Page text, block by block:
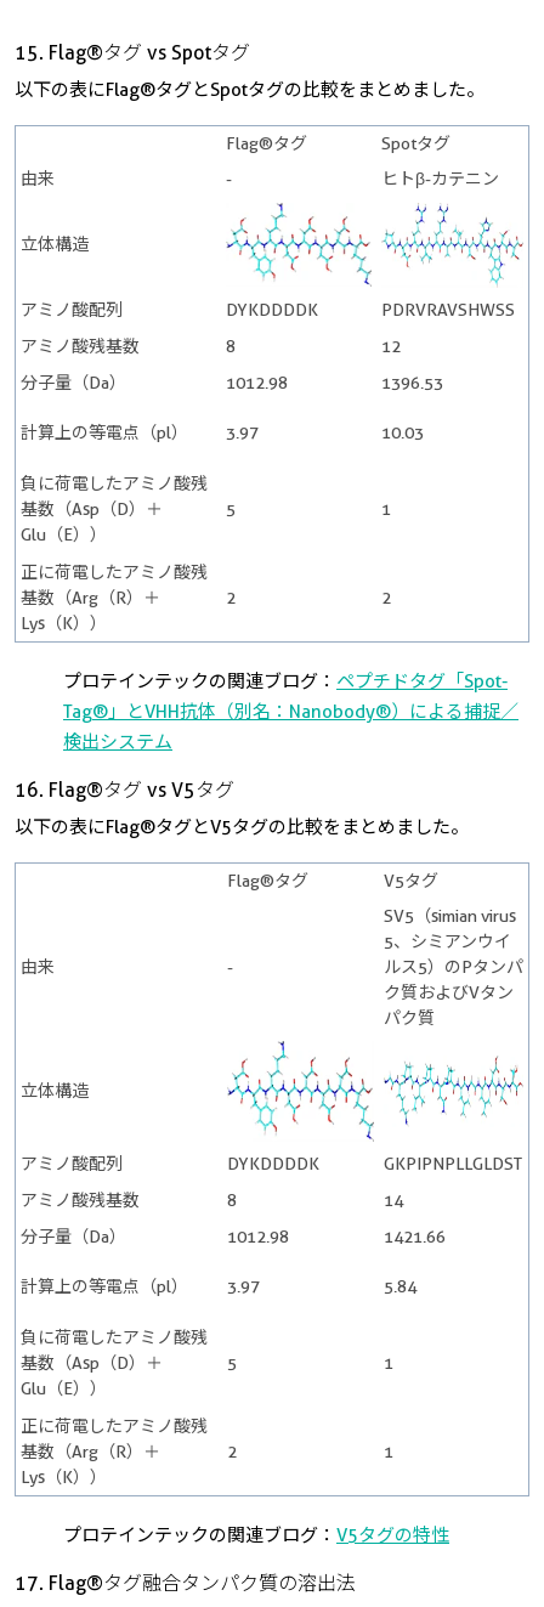
15. Flag®タグ vs Spotタグ
以下の表にFlag®タグとSpotタグの比較をまとめました。
Flag®タグ
Spotタグ
由来
- ヒトβ-カテニン
立体構造
アミノ酸配列 DYKDDDDK
PDRVRAVSHWSS
アミノ酸残基数
8
12
分子量（Da）
1012.98 1396.53
計算上の等電点（pl） 3.97 10.03
負に荷電したアミノ酸残
基数（Asp（D）＋
Glu（E））
5 1
正に荷電したアミノ酸残
基数（Arg（R）＋
Lys（K））
2 2
プロテインテックの関連ブログ： ペプチドタグ「Spot-
Tag®」とVHH抗体（別名：Nanobody®）による捕捉／
検出システム
16. Flag®タグ vs V5タグ
以下の表にFlag®タグとV5タグの比較をまとめました。
Flag®タグ V5タグ
由来 -
SV5（simian virus
5、シミアンウイ
ルス5）のPタンパ
ク質およびVタン
パク質
立体構造
アミノ酸配列 DYKDDDDK
GKPIPNPLLGLDST
アミノ酸残基数
8
14
分子量（Da）
1012.98 1421.66
計算上の等電点（pl） 3.97 5.84
負に荷電したアミノ酸残
基数（Asp（D）＋
Glu（E））
5 1
正に荷電したアミノ酸残
基数（Arg（R）＋
Lys（K））
2 1
プロテインテックの関連ブログ： V5タグの特性
17. Flag®タグ融合タンパク質の溶出法